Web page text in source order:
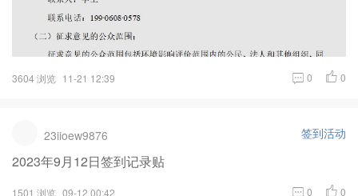
3604 浏览 11-21 12:39 0 0
23iioew9876 签到活动
2023年9月12日签到记录贴
1501 浏览 09-12 00:42 0 0